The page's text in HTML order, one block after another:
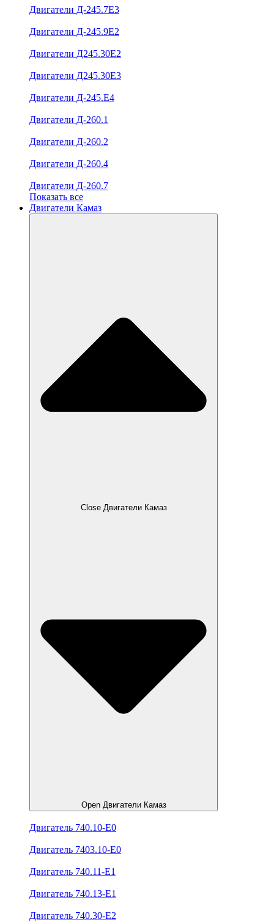
Двигатели Д-245.7Е3
Двигатели Д-245.9Е2
Двигатели Д245.30Е2
Двигатели Д245.30Е3
Двигатели Д-245.Е4
Двигатели Д-260.1
Двигатели Д-260.2
Двигатели Д-260.4
Двигатели Д-260.7
Показать все
Двигатели Камаз
Close Двигатели Камаз
Open Двигатели Камаз
Двигатель 740.10-E0
Двигатель 7403.10-E0
Двигатель 740.11-E1
Двигатель 740.13-E1
Двигатель 740.30-E2